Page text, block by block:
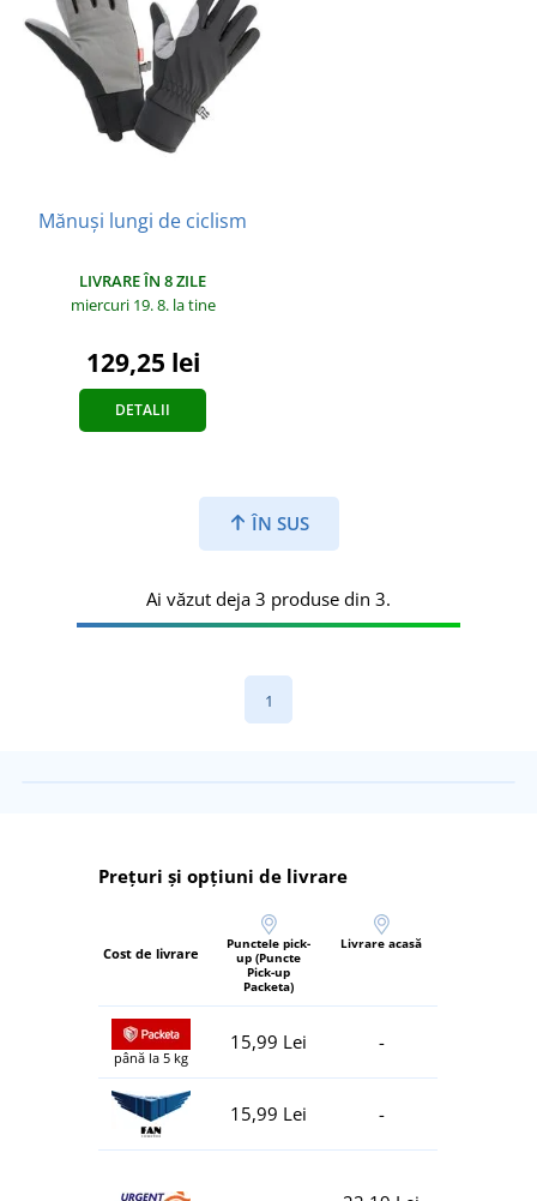
Mănuși lungi de ciclism
LIVRARE ÎN 8 ZILE
miercuri 19. 8. la tine
129,25 lei
DETALII
ÎN SUS
Ai văzut deja 3 produse din 3.
1
Prețuri și opțiuni de livrare
Cost de livrare
Punctele pick-
up (Puncte
Pick-up
Packeta)
Livrare acasă
până la 5 kg
15,99 Lei -
15,99 Lei -